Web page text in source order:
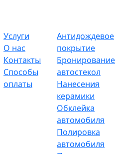
Услуги
О нас
Контакты
Способы
оплаты
Антидождевое
покрытие
Бронирование
автостекол
Нанесения
керамики
Обклейка
автомобиля
Полировка
автомобиля